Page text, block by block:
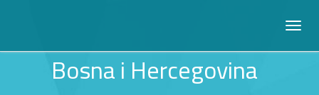
Bosna i Hercegovina